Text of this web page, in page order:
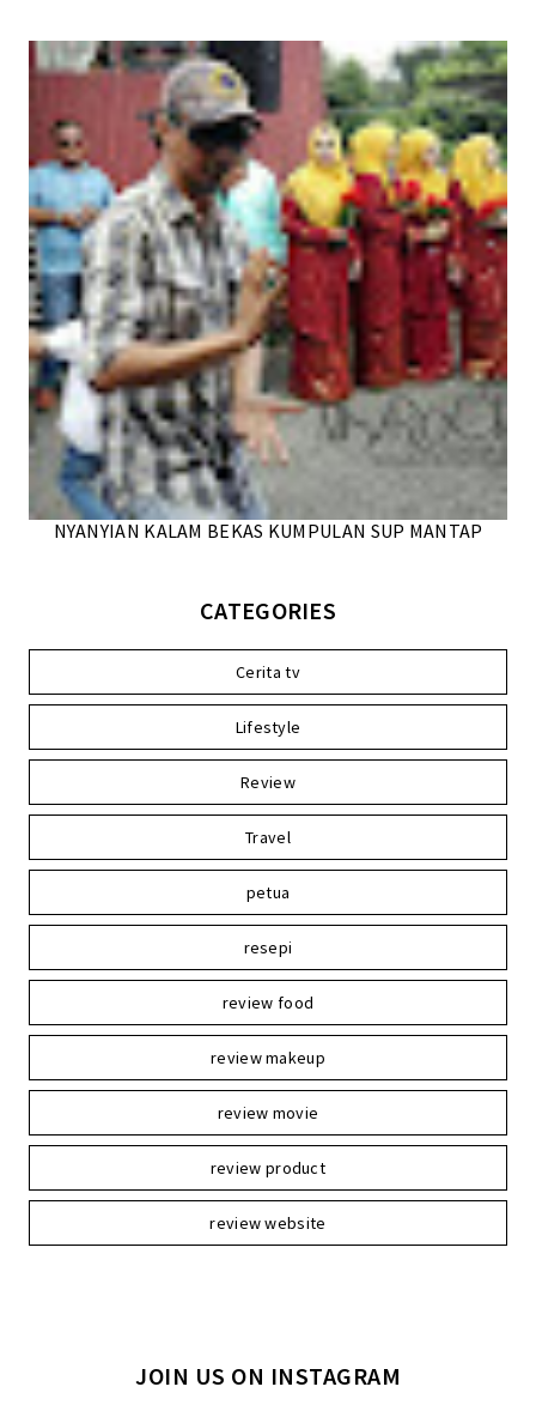
NYANYIAN KALAM BEKAS KUMPULAN SUP MANTAP
CATEGORIES
Cerita tv
Lifestyle
Review
Travel
petua
resepi
review food
review makeup
review movie
review product
review website
JOIN US ON INSTAGRAM